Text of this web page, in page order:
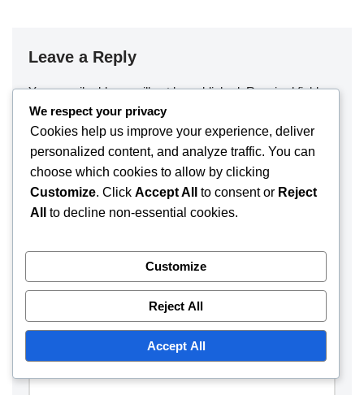
Leave a Reply
Your email address will not be published. Required fields
are marked *
Name
Comment*
We respect your privacy
Cookies help us improve your experience, deliver
personalized content, and analyze traffic. You can
choose which cookies to allow by clicking
Customize. Click Accept All to consent or Reject
All
to decline non-essential cookies.
Customize
Reject All
Accept All